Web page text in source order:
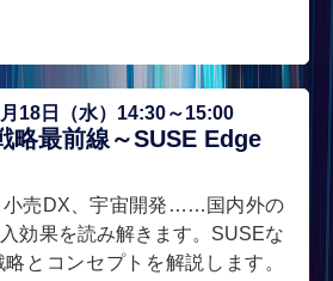
18日（水）14:30～15:00
略最前線～SUSE Edge
小売DX、宇宙開発……国内外の
効果を読み解きます。SUSEな
とコンセプトを解説します。